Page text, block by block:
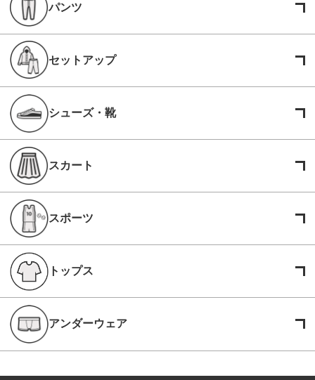
パンツ
セットアップ
シューズ・靴
スカート
スポーツ
トップス
アンダーウェア